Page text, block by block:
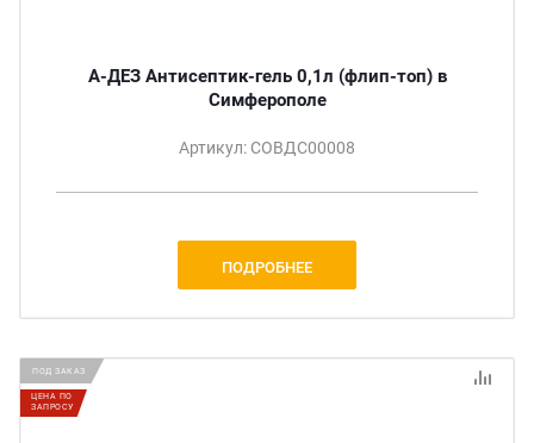
А-ДЕЗ Антисептик-гель 0,1л (флип-топ) в
Симферополе
Артикул: СОВДС00008
ПОДРОБНЕЕ
ПОД ЗАКАЗ
ЦЕНА ПО
ЗАПРОСУ